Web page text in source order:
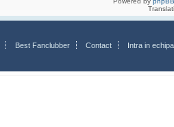
Best Fanclubber Contact Intra in